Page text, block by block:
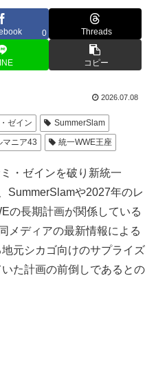
0 Threads
コピー
2026.07.08
ゼイン
SummerSlam
マニア43 統一WWE王座
・ゼインを破り新統一
SummerSlamや2027年のレ
の長期計画が関係している
メディアの最新情報による
元シカゴ向けのサプライズ
た計画の前倒しであるとの